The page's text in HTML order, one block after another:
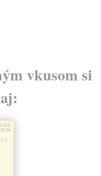
vkusom si